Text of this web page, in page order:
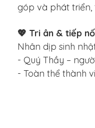
góp và phát triển,
💖 Tri ân & tiếp
Nhân dịp sinh
- Quý Thầy –
- Toàn thể thành